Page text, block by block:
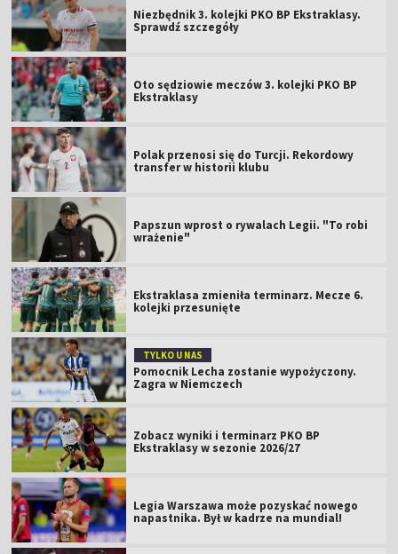
Niezbędnik 3. kolejki PKO BP Ekstraklasy.
Sprawdź szczegóły
Oto sędziowie meczów 3. kolejki PKO BP
Ekstraklasy
Polak przenosi się do Turcji. Rekordowy
transfer w historii klubu
Papszun wprost o rywalach Legii. "To robi
wrażenie"
Ekstraklasa zmieniła terminarz. Mecze 6.
kolejki przesunięte
TYLKO U NAS
Pomocnik Lecha zostanie wypożyczony.
Zagra w Niemczech
Zobacz wyniki i terminarz PKO BP
Ekstraklasy w sezonie 2026/27
Legia Warszawa może pozyskać nowego
napastnika. Był w kadrze na mundial!